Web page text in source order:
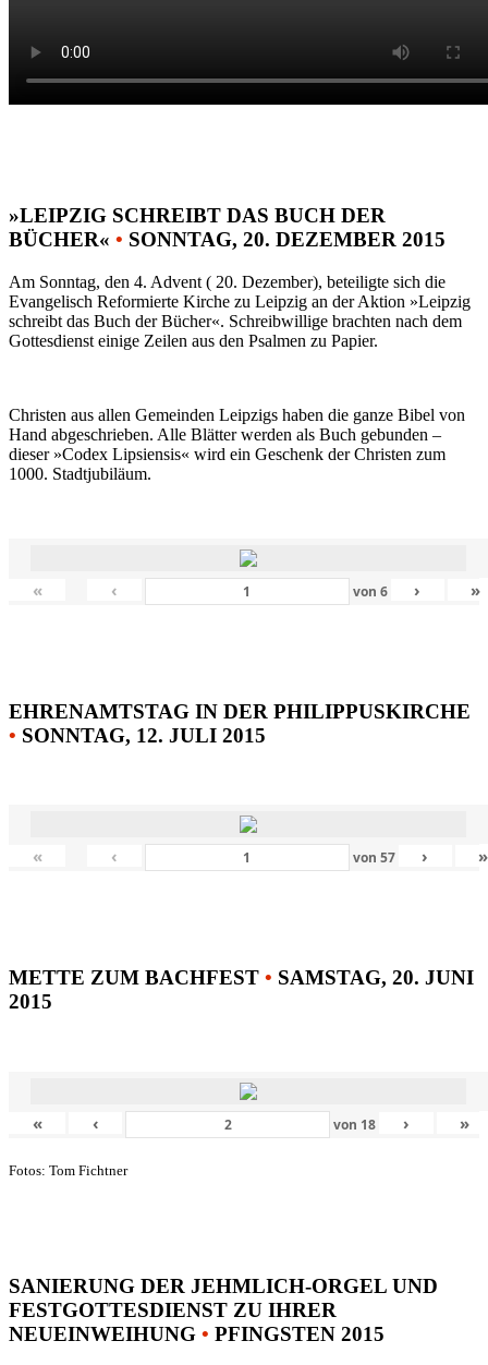
»LEIPZIG SCHREIBT DAS BUCH DER
BÜCHER« • SONNTAG, 20. DEZEMBER 2015
Am Sonntag, den 4. Advent ( 20. Dezember), beteiligte sich die
Evangelisch Reformierte Kirche zu Leipzig an der Aktion »Leipzig
schreibt das Buch der Bücher«. Schreibwillige brachten nach dem
Gottesdienst einige Zeilen aus den Psalmen zu Papier.
Christen aus allen Gemeinden Leipzigs haben die ganze Bibel von
Hand abgeschrieben. Alle Blätter werden als Buch gebunden –
dieser »Codex Lipsiensis« wird ein Geschenk der Christen zum
1000. Stadtjubiläum.
« ‹ von 6 › »
EHRENAMTSTAG IN DER PHILIPPUSKIRCHE
• SONNTAG, 12. JULI 2015
« ‹ von 57 › »
METTE ZUM BACHFEST • SAMSTAG, 20. JUNI
2015
« ‹ von 18 › »
Fotos: Tom Fichtner
SANIERUNG DER JEHMLICH-ORGEL UND
FESTGOTTESDIENST ZU IHRER
NEUEINWEIHUNG • PFINGSTEN 2015